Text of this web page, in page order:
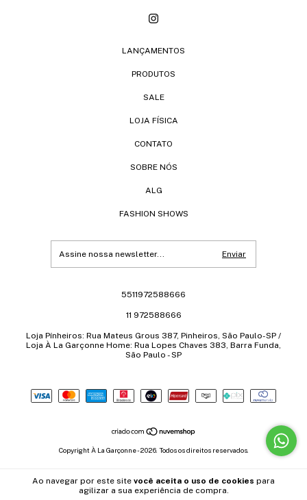
Ao navegar por este site você aceita o uso de cookies para
agilizar a sua experiência de compra.
LANÇAMENTOS
PRODUTOS
SALE
LOJA FÍSICA
CONTATO
SOBRE NÓS
ALG
FASHION SHOWS
5511972588666
11 972588666
Loja Pínheiros: Rua Mateus Grous 387, Pinheiros, São Paulo-SP /
Loja À La Garçonne Home: Rua Lopes Chaves 383, Barra Funda,
São Paulo - SP
Copyright À La Garçonne - 2026. Todos os direitos reservados.